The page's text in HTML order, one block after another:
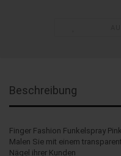
Beschreibung
Finger Fashion Funkelspray Pink
Malen Sie mit einem
Nägel ihrer Kunden